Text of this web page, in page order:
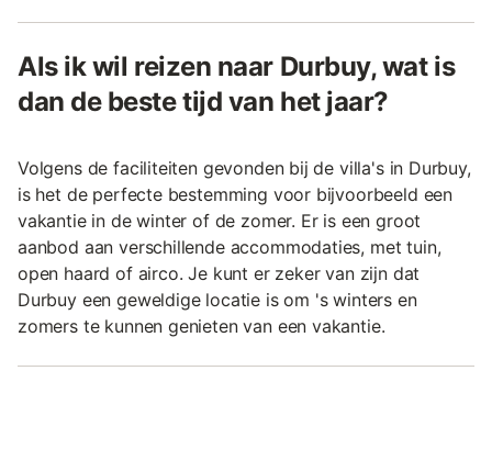
Als ik wil reizen naar Durbuy, wat is
dan de beste tijd van het jaar?
Volgens de faciliteiten gevonden bij de villa's in Durbuy,
is het de perfecte bestemming voor bijvoorbeeld een
vakantie in de winter of de zomer. Er is een groot
aanbod aan verschillende accommodaties, met tuin,
open haard of airco. Je kunt er zeker van zijn dat
Durbuy een geweldige locatie is om 's winters en
zomers te kunnen genieten van een vakantie.